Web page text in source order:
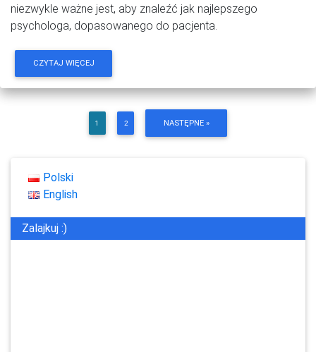
niezwykle ważne jest, aby znaleźć jak najlepszego
psychologa, dopasowanego do pacjenta.
CZYTAJ WIĘCEJ
1 2 NASTĘPNE »
Polski
English
Zalajkuj :)